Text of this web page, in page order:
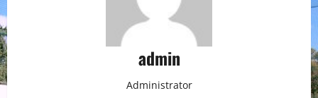
admin
Administrator